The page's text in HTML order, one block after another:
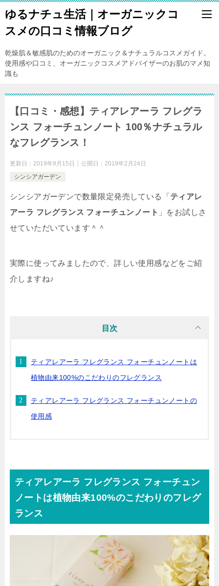
ゆるナチュ生活｜オーガニックコ
スメの口コミ情報ブログ
乾燥肌＆敏感肌のためのオーガニック＆ナチュラルコスメガイド。
使用感や口コミ、オーガニックコスメアドバイザーのお肌のマメ知
識も
【口コミ・感想】ティアレアーラ フレグラ
ンス フォーチュンノート 100％ナチュラル
なフレグランス！
更新日： 2019年9月15日 公開日： 2019年2月24日
シンシアガーデン
シンシアガーデンで数量限定発売している「 ティアレ
アーラ フレグランス フォーチュンノート 」をお試しさ
せていただいています＾＾
実際に使ってみましたので、詳しい使用感などをご紹
介しますね♪
目次
ティアレアーラ フレグランス フォーチュンノートは
植物由来100%のこだわりのフレグランス
ティアレアーラ フレグランス フォーチュンノートの
使用感
ティアレアーラ フレグランス フォーチュン
ノートは植物由来100%のこだわりのフレグ
ランス